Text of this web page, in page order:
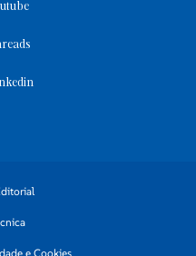
e Cookies